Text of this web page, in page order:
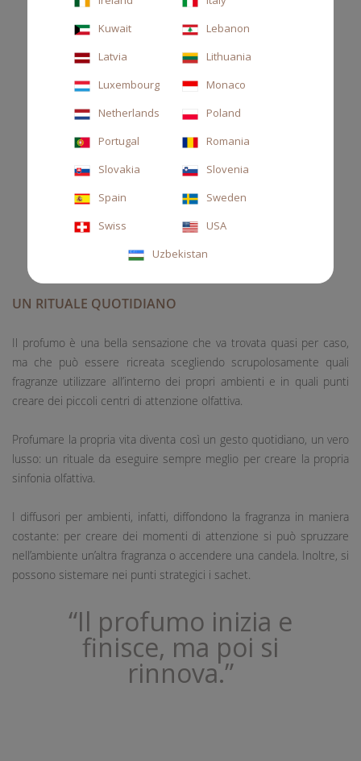
UN RITUALE QUOTIDIANO
Il profumo è una bella sensazione che va trovata quasi per caso,
ma che può essere ricreata scegliendo scrupolosamente quali
fragranze utilizzare all’interno dei propri ambienti e in quali punti
creare dei piccoli centri di attenzione olfattiva.
Profumare la propria vita diventa così un gesto quotidiano, un vero
lusso: un rituale da eseguire sempre meglio per creare la propria
sinfonia olfattiva.
I diffusori per ambienti, infatti, diffondono la fragranza in maniera
costante: per creare dei momenti di attenzione si può spruzzare
nell’ambiente un’altra fragranza o accendere una candela. Inoltre, si
possono sistemare nei punti strategici i sachet.
“Il profumo inizia e
finisce, ma poi si
rinnova.”
Kuwait
Lebanon
Latvia
Lithuania
Luxembourg
Monaco
Netherlands
Poland
Portugal
Romania
Slovakia
Slovenia
Spain
Sweden
Swiss
USA
Uzbekistan